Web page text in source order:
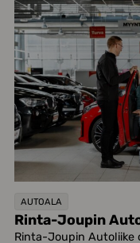
AUTOALA
Rinta-Joupin
Rinta-Joupin Autoliike